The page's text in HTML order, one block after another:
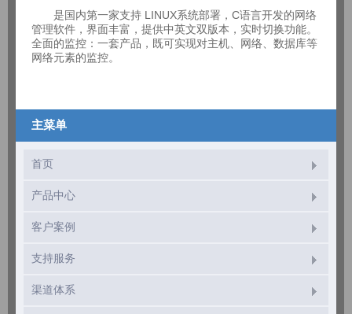
是国内第一家支持 LINUX系统部署，C语言开发的网络
管理软件，界面丰富，提供中英文双版本，实时切换功能。
全面的监控：一套产品，既可实现对主机、网络、数据库等
网络元素的监控。
主菜单
首页
产品中心
客户案例
支持服务
渠道体系